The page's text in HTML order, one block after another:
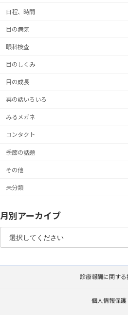
日程、時間
目の病気
眼科検査
目のしくみ
目の成長
薬の話いろいろ
みるメガネ
コンタクト
季節の話題
その他
未分類
月別アーカイブ
診療報酬に関する
個人情報保護